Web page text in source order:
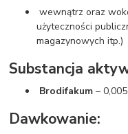
wewnątrz oraz
użyteczności
magazynowych itp.)
Substancja
Brodifakum –
Dawkowanie: